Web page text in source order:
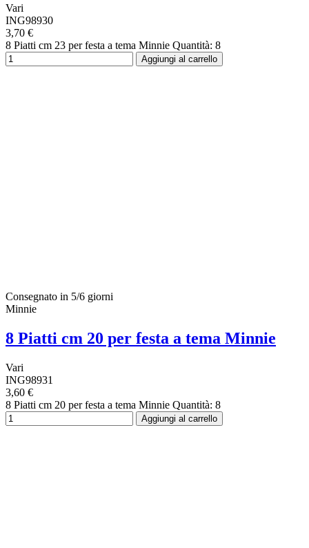
Vari
ING98930
3,70 €
8 Piatti cm 23 per festa a tema Minnie Quantità: 8
Aggiungi al carrello
Consegnato in 5/6 giorni
Minnie
8 Piatti cm 20 per festa a tema Minnie
Vari
ING98931
3,60 €
8 Piatti cm 20 per festa a tema Minnie Quantità: 8
Aggiungi al carrello